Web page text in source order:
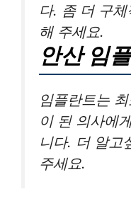
다. 좀 더 구
해 주세요.
안산 임
임플란트는
이 된 의사에
니다. 더 알고
주세요.